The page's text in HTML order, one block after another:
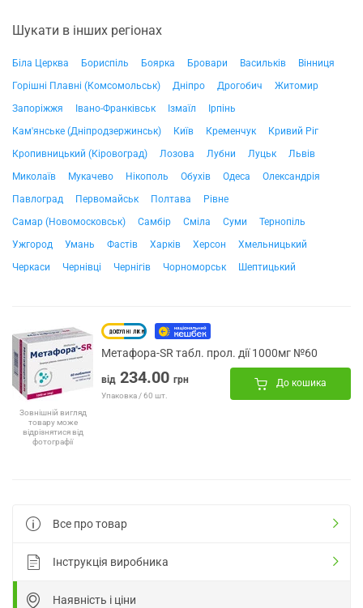
Шукати в інших регіонах
Біла Церква Бориспіль Боярка Бровари Васильків
Вінниця
Горішні Плавні (Комсомольськ)
Дніпро Дрогобич
Житомир
Запоріжжя
Івано-Франківськ Ізмаїл
Ірпінь
Кам'янське (Дніпродзержинськ)
Київ Кременчук
Кривий Ріг
Кропивницький (Кіровоград)
Лозова Лубни Луцьк
Львів
Миколаїв
Мукачево Нікополь Обухів Одеса
Олександрія
Павлоград
Первомайськ Полтава
Рівне
Самар (Новомосковськ)
Самбір Сміла Суми
Тернопіль
Ужгород
Умань Фастів Харків Херсон
Хмельницький
Черкаси
Чернівці Чернігів Чорноморськ Шептицький
Зовнішній вигляд
товару може
відрізнятися від
фотографії
Метафора-SR табл. прол. дії 1000мг №60
від 234.00 грн
Упаковка / 60 шт.
До кошика
Все про товар
Інструкція виробника
Наявність і ціни